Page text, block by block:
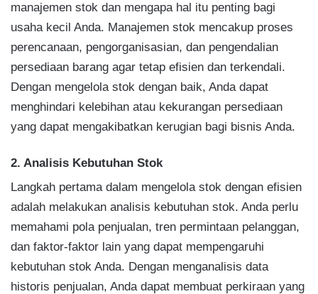
manajemen stok dan mengapa hal itu penting bagi
usaha kecil Anda. Manajemen stok mencakup proses
perencanaan, pengorganisasian, dan pengendalian
persediaan barang agar tetap efisien dan terkendali.
Dengan mengelola stok dengan baik, Anda dapat
menghindari kelebihan atau kekurangan persediaan
yang dapat mengakibatkan kerugian bagi bisnis Anda.
2. Analisis Kebutuhan Stok
Langkah pertama dalam mengelola stok dengan efisien
adalah melakukan analisis kebutuhan stok. Anda perlu
memahami pola penjualan, tren permintaan pelanggan,
dan faktor-faktor lain yang dapat mempengaruhi
kebutuhan stok Anda. Dengan menganalisis data
historis penjualan, Anda dapat membuat perkiraan yang